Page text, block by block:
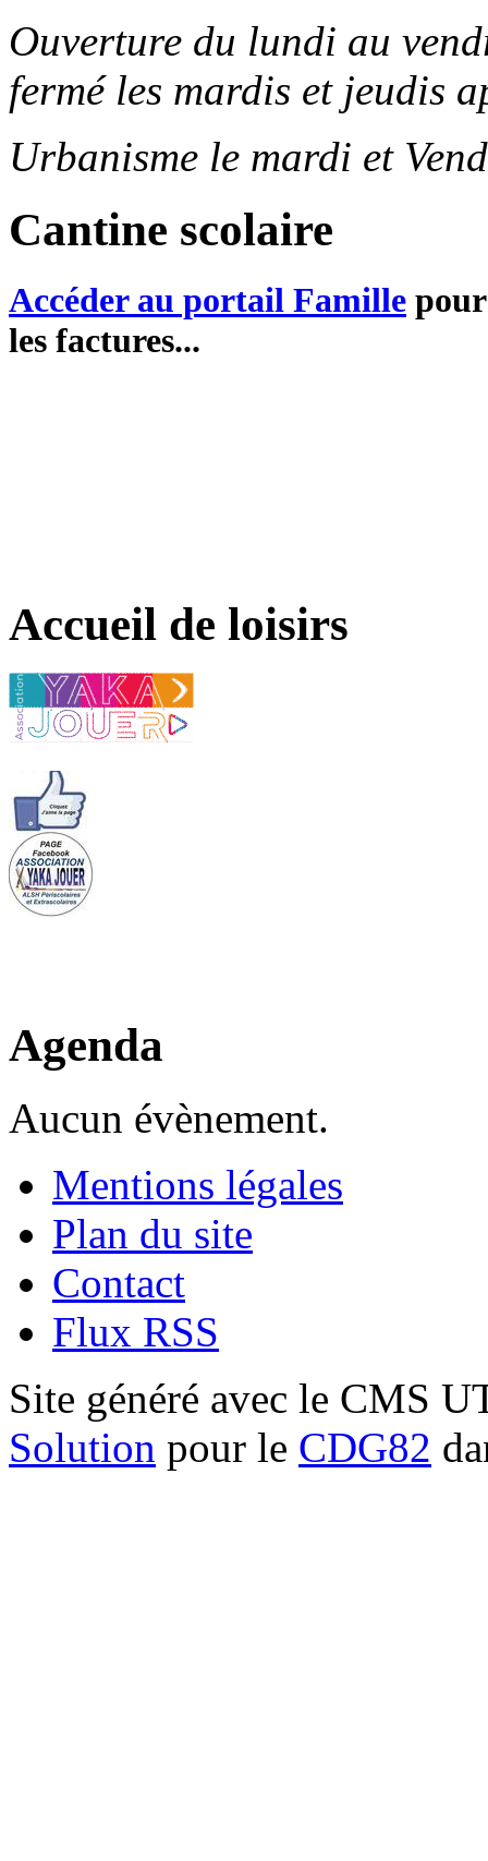
Ouverture du lundi au
fermé les mardis et jeudis
Urbanisme le mardi et
Cantine scolaire
Accéder au portail Famille
les factures...
Accueil de loisirs
Agenda
Aucun évènement.
Mentions légales
Plan du site
Contact
Flux RSS
Site généré avec le CMS
Solution pour le CDG82